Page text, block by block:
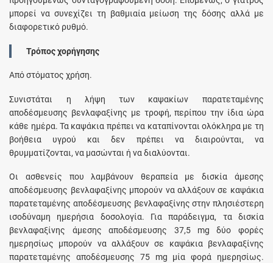
μπορεί να συνεχίζει τη βαθμιαία μείωση της δόσης αλλά με
διαφορετικό ρυθμό.
Τρόπος χορήγησης
Από στόματος χρήση.
Συνιστάται η λήψη των καψακίων παρατεταμένης
αποδέσμευσης βενλαφαξίνης με τροφή, περίπου την ίδια ώρα
κάθε ημέρα. Τα καψάκια πρέπει να καταπίνονται ολόκληρα με τη
βοήθεια υγρού και δεν πρέπει να διαιρούνται, να
θρυμματίζονται, να μασώνται ή να διαλύονται.
Οι ασθενείς που λαμβάνουν θεραπεία με δισκία άμεσης
αποδέσμευσης βενλαφαξίνης μπορούν να αλλάξουν σε καψάκια
παρατεταμένης αποδέσμευσης βενλαφαξίνης στην πλησιέστερη
ισοδύναμη ημερήσια δοσολογία. Για παράδειγμα, τα δισκία
βενλαφαξίνης άμεσης αποδέσμευσης 37,5 mg δύο φορές
ημερησίως μπορούν να αλλάξουν σε καψάκια βενλαφαξίνης
παρατεταμένης αποδέσμευσης 75 mg μία φορά ημερησίως.